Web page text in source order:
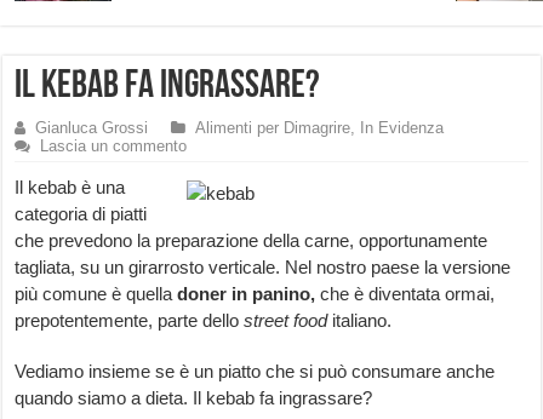
Il Kebab fa ingrassare?
Gianluca Grossi Alimenti per Dimagrire,
In Evidenza
Lascia un commento
Il kebab è una
categoria di piatti
che prevedono la preparazione della carne, opportunamente
tagliata, su un girarrosto verticale. Nel nostro paese la versione
più comune è quelladoner in panino, che è diventata ormai,
prepotentemente, parte dellostreet fooditaliano.
Vediamo insieme se è un piatto che si può consumare anche
quando siamo a dieta. Il kebab fa ingrassare?